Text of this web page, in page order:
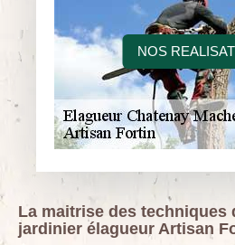
NOS
La maitrise des techniques
jardinier élagueur Artisan